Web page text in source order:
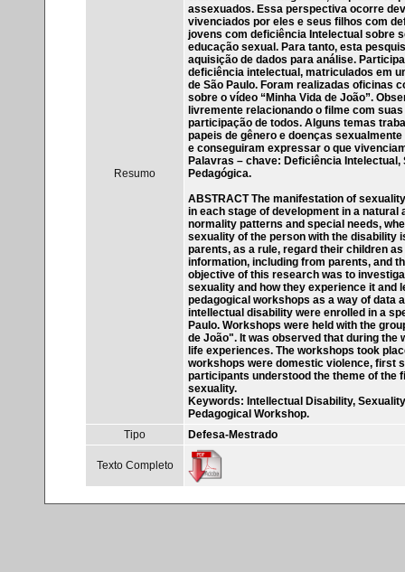
Resumo
assexuados. Essa perspectiva ocorre
vivenciados por eles e seus filhos com
jovens com deficiência Intelectual sobre
educação sexual. Para tanto, esta
aquisição de dados para análise.
deficiência intelectual, matriculados em
de São Paulo. Foram realizadas oficinas
sobre o vídeo “Minha Vida de João”.
livremente relacionando o filme com
participação de todos. Alguns temas
papeis de gênero e doenças
e conseguiram expressar o que
Palavras – chave: Deficiência
Pedagógica.
ABSTRACT The manifestation of
in each stage of development in a
normality patterns and special needs,
sexuality of the person with the disability
parents, as a rule, regard their children
information, including from parents, and
objective of this research was to
sexuality and how they experience it and
pedagogical workshops as a way of data
intellectual disability were enrolled in a
Paulo. Workshops were held with the
de João". It was observed that during
life experiences. The workshops took
workshops were domestic violence, first
participants understood the theme of the
sexuality.
Keywords: Intellectual Disability,
Pedagogical Workshop.
Tipo
Defesa-Mestrado
Texto Completo